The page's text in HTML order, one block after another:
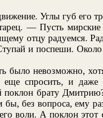
Углы губ его
— Пусть мирские
отцу радуемся.
и поспеши. Около
было невозможно,
еще спросить, и даже
поклон брату
бы, без вопроса, ему
воли. А поклон этот